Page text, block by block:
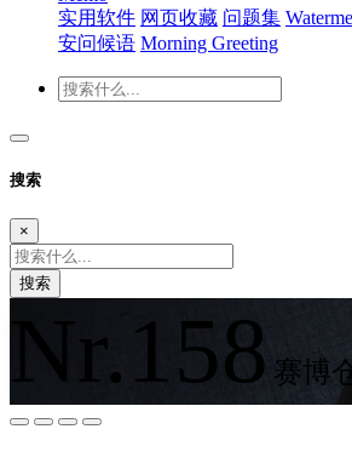
实用软件 网页收藏 问题集
安问候语 Morning Greeting
搜索
×
搜索
Nr.158 赛博